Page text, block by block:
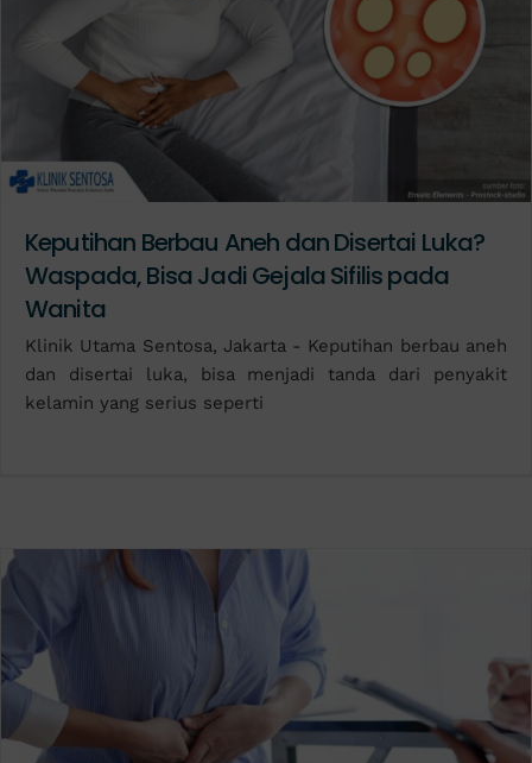
Keputihan Berbau Aneh dan Disertai Luka?
Waspada, Bisa Jadi Gejala Sifilis pada
Wanita
Klinik Utama Sentosa, Jakarta - Keputihan berbau aneh
dan disertai luka, bisa menjadi tanda dari penyakit
kelamin yang serius seperti